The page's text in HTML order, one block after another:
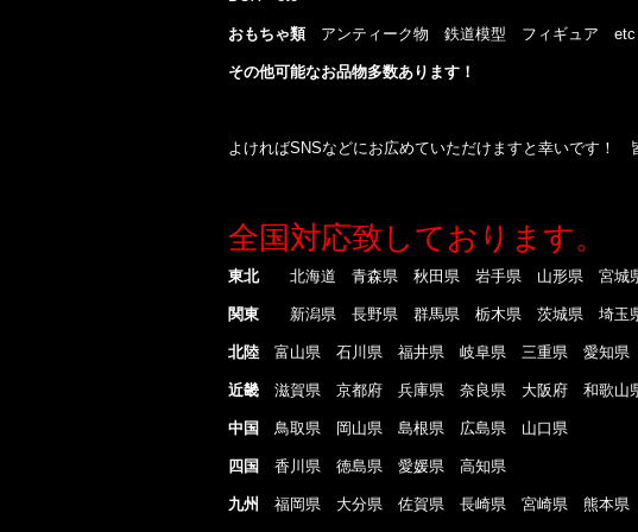
おもちゃ類アンティーク物 鉄道模型 フィギュア etc
その他可能なお品物多数あります！
よければSNSなどにお広めていただけますと幸いです！
全国対応致しております。
東北 北海道 青森県 秋田県 岩手県 山形県 宮城
関東 新潟県 長野県 群馬県 栃木県 茨城県 埼玉
北陸 富山県 石川県 福井県 岐阜県 三重県 愛知県
近畿 滋賀県 京都府 兵庫県 奈良県 大阪府 和歌山
中国 鳥取県 岡山県 島根県 広島県 山口県
四国 香川県 徳島県 愛媛県 高知県
九州 福岡県 大分県 佐賀県 長崎県 宮崎県 熊本県